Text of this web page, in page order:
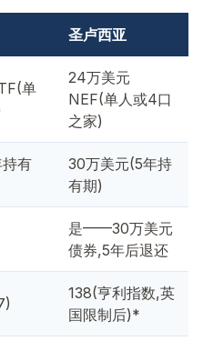
圣卢西亚
单
24万美元
NEF(单人或4口
之家)
有
30万美元(5年持
有期)
是——30万美元
债券,5年后退还
138(亨利指数,英
国限制后)*